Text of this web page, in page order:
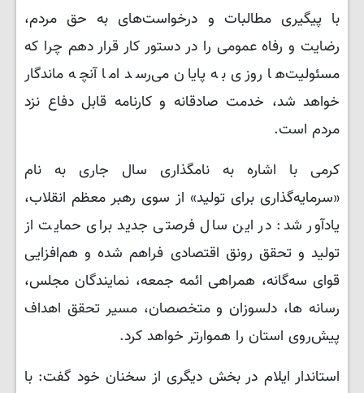
با پیگیری مطالبات و درخواست‌های به حق مردم،
رضایت و رفاه عمومی را در دستور کار قرار دهم چرا که
مسئولیت‌ها روزی به پایان می‌رسد اما آنچه ماندگار
خواهد شد، خدمت صادقانه و کارنامه قابل دفاع نزد
مردم است.
کرمی با اشاره به نامگذاری سال جاری به نام
«سرمایه‌گذاری برای تولید» از سوی رهبر معظم انقلاب،
یادآور شد: در این سال فرصتی جدید برای حمایت از
تولید و تحقق رونق اقتصادی فراهم شده و هم‌افزایی
قوای سه‌گانه، همراهی ائمه جمعه، نمایندگان مجلس،
رسانه ها، دلسوزان و متخصصان، مسیر تحقق اهداف
پیش‌روی استان را هموارتر خواهد کرد.
استاندار ایلام در بخش دیگری از سخنان خود گفت: با